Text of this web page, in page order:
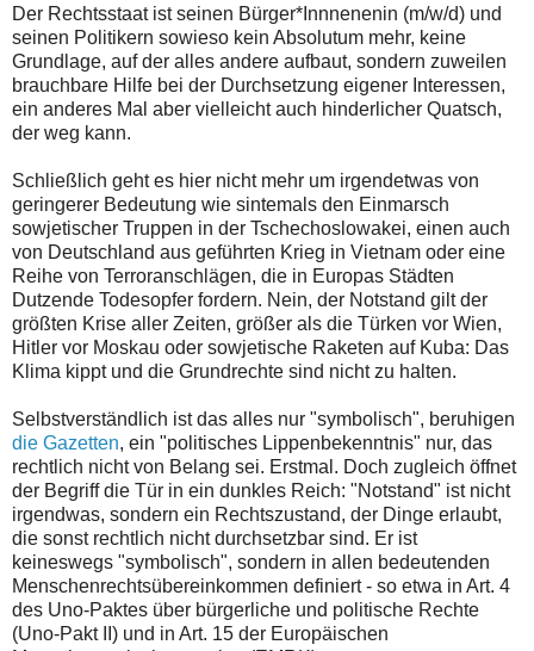
Der Rechtsstaat ist seinen Bürger*Innnenenin (m/w/d) und
seinen Politikern sowieso kein Absolutum mehr, keine
Grundlage, auf der alles andere aufbaut, sondern zuweilen
brauchbare Hilfe bei der Durchsetzung eigener Interessen,
ein anderes Mal aber vielleicht auch hinderlicher Quatsch,
der weg kann.
Schließlich geht es hier nicht mehr um irgendetwas von
geringerer Bedeutung wie sintemals den Einmarsch
sowjetischer Truppen in der Tschechoslowakei, einen auch
von Deutschland aus geführten Krieg in Vietnam oder eine
Reihe von Terroranschlägen, die in Europas Städten
Dutzende Todesopfer fordern. Nein, der Notstand gilt der
größten Krise aller Zeiten, größer als die Türken vor Wien,
Hitler vor Moskau oder sowjetische Raketen auf Kuba: Das
Klima kippt und die Grundrechte sind nicht zu halten.
Selbstverständlich ist das alles nur "symbolisch", beruhigen
die Gazetten, ein "politisches Lippenbekenntnis" nur, das
rechtlich nicht von Belang sei. Erstmal. Doch zugleich öffnet
der Begriff die Tür in ein dunkles Reich: "Notstand" ist nicht
irgendwas, sondern ein Rechtszustand, der Dinge erlaubt,
die sonst rechtlich nicht durchsetzbar sind. Er ist
keineswegs "symbolisch", sondern in allen bedeutenden
Menschenrechtsübereinkommen definiert - so etwa in Art. 4
des Uno-Paktes über bürgerliche und politische Rechte
(Uno-Pakt II) und in Art. 15 der Europäischen